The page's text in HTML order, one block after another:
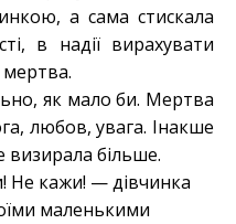
а сама стискала
в надії вирахувати
мертва.
як мало би. Мертва
любов, увага. Інакше
визирала більше.
Не кажи! — дівчинка
маленькими